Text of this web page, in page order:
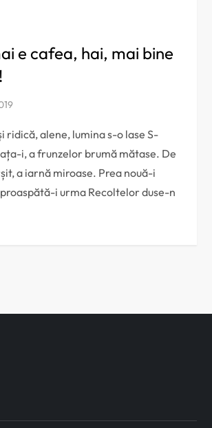
e cafea, hai, mai bine
ridică, alene, lumina s-o lase S-
i, a frunzelor brumă mătase. De
a iarnă miroase. Prea nouă-i
i urma Recoltelor duse-n